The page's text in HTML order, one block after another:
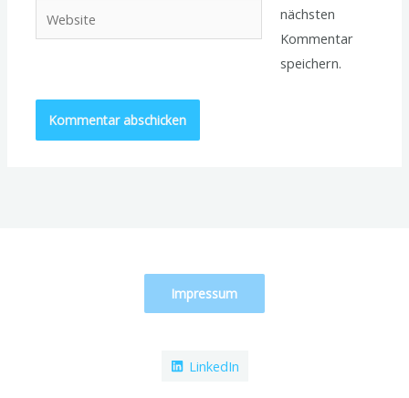
Website
nächsten
Kommentar
speichern.
Impressum
LinkedIn